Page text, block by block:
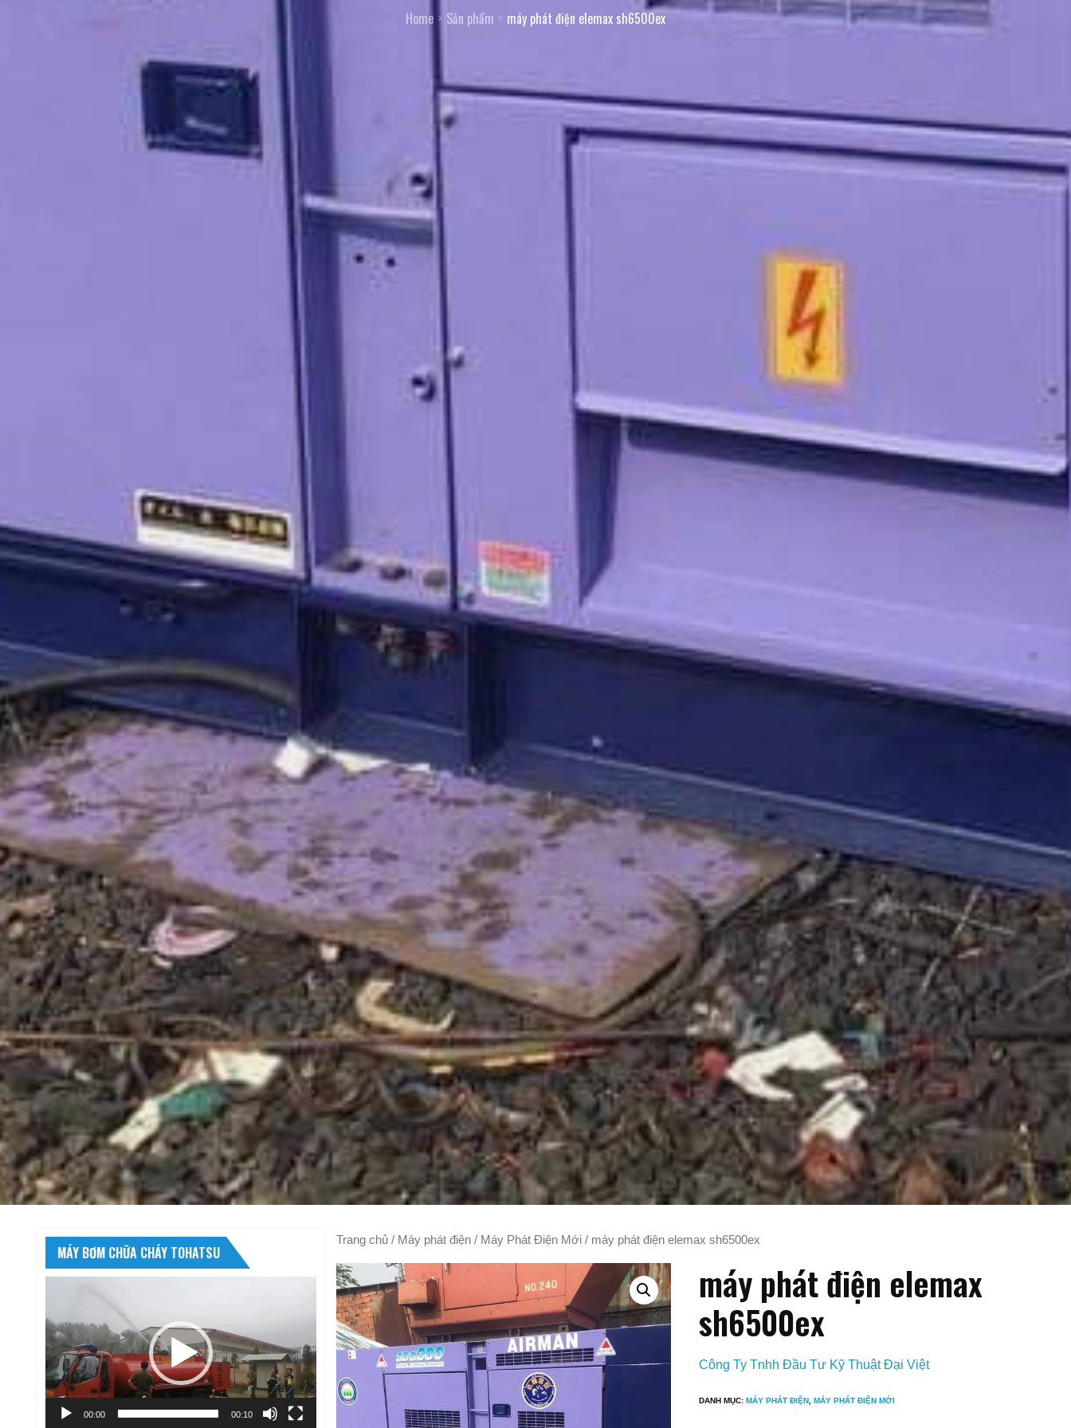
Home Sản phẩm máy phát điện elemax sh6500ex
Trang chủ / Máy phát điện / Máy Phát Điện Mới / máy phát điện elemax sh6500ex
máy phát điện elemax
sh6500ex
Công Ty Tnhh Đầu Tư Kỹ Thuật Đại Việt
DANH MỤC: MÁY PHÁT ĐIỆN MÁY PHÁT ĐIỆN MỚI
MÁY BƠM CHỮA CHÁY TOHATSU
Video
00:00 00:10